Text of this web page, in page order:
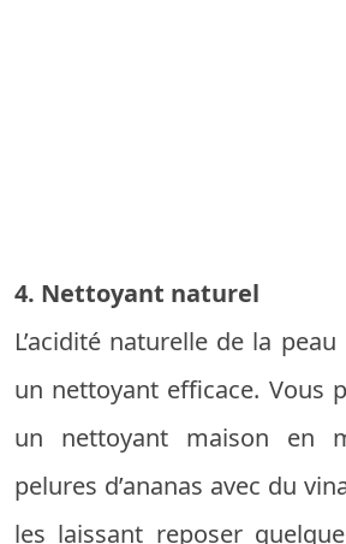
4. Nettoyant naturel
L’acidité naturelle de la
un nettoyant efficace. Vous
un nettoyant maison en
pelures d’ananas avec du
les laissant reposer